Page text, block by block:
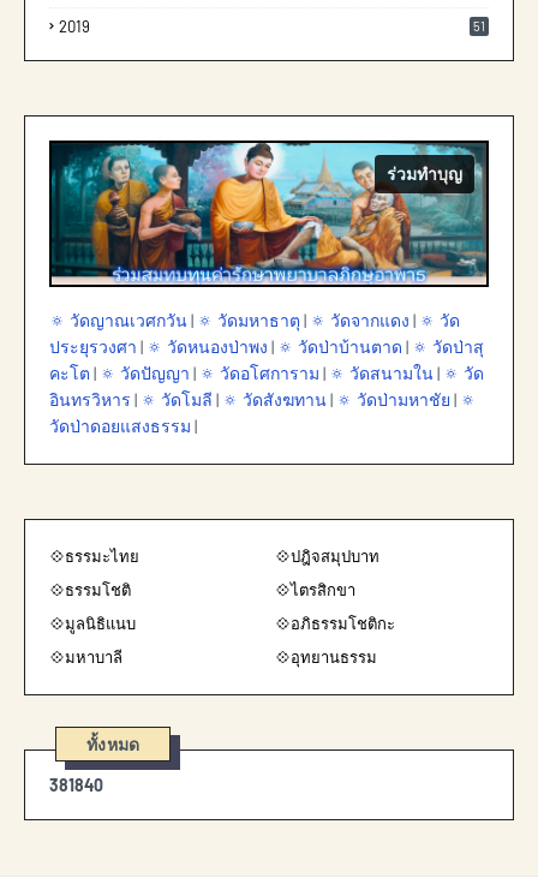
2019 51
ร่วมทำบุญ
🔅 วัดญาณเวศกวัน| 🔅 วัดมหาธาตุ | 🔅 วัดจากแดง | 🔅 วัด
ประยุรวงศา | 🔅 วัดหนองป่าพง | 🔅 วัดป่าบ้านตาด | 🔅 วัดป่าสุ
คะโต | 🔅 วัดปัญญา | 🔅 วัดอโศการาม | 🔅 วัดสนามใน| 🔅 วัด
อินทรวิหาร | 🔅 วัดโมลี | 🔅 วัดสังฆทาน| 🔅 วัดป่ามหาชัย | 🔅
วัดป่าดอยแสงธรรม |
💠ธรรมะไทย
💠ปฎิจสมุปบาท
💠ธรรมโชติ
💠ไตรสิกขา
💠มูลนิธิแนบ
💠อภิธรรมโชติกะ
💠มหาบาลี
💠อุทยานธรรม
ทั้งหมด
381840